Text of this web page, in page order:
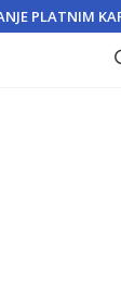
PLATNIM